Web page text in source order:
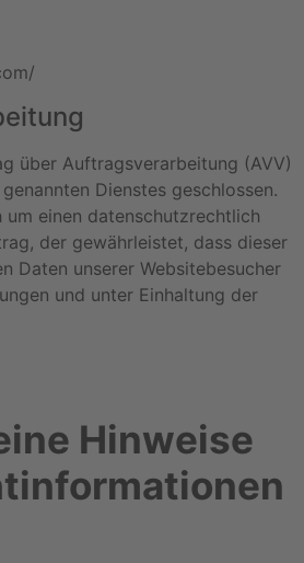
über Auftragsverarbeitung (AVV)
Dienstes geschlossen.
um einen datenschutzrechtlich
der gewährleistet, dass dieser
Daten unserer Websitebesucher
und unter Einhaltung der
Hinweise